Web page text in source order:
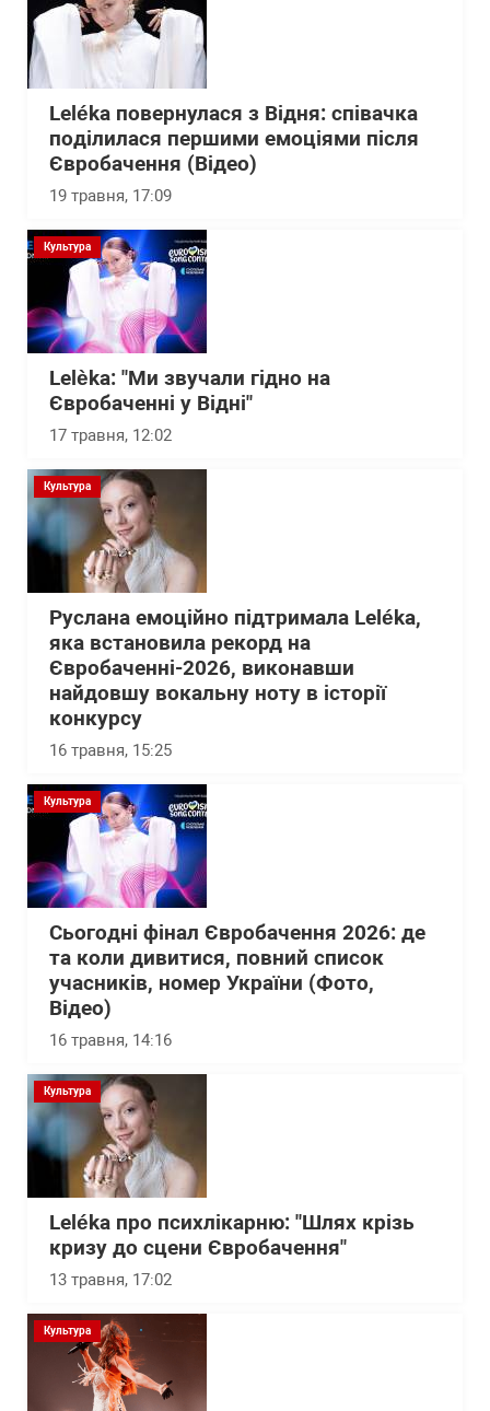
Leléka повернулася з Відня: співачка
поділилася першими емоціями після
Євробачення (Відео)
19 травня, 17:09
Культура
Lelèka: "Ми звучали гідно на
Євробаченні у Відні"
17 травня, 12:02
Культура
Руслана емоційно підтримала Leléka,
яка встановила рекорд на
Євробаченні-2026, виконавши
найдовшу вокальну ноту в історії
конкурсу
16 травня, 15:25
Культура
Сьогодні фінал Євробачення 2026: де
та коли дивитися, повний список
учасників, номер України (Фото,
Відео)
16 травня, 14:16
Культура
Leléka про психлікарню: "Шлях крізь
кризу до сцени Євробачення"
13 травня, 17:02
Культура